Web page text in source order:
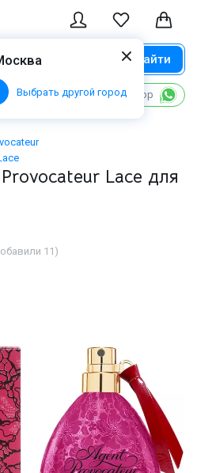
Выбрать другой город
Найти
Написать в WhatsApp
Lace для
11)